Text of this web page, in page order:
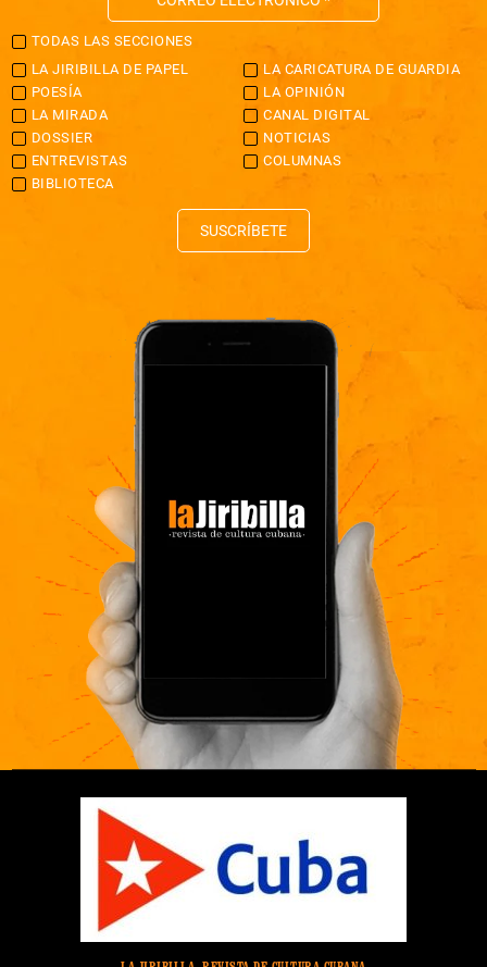
TODAS LAS SECCIONES
LA JIRIBILLA DE PAPEL
LA CARICATURA DE GUARDIA
POESÍA
LA OPINIÓN
LA MIRADA
CANAL DIGITAL
DOSSIER
NOTICIAS
ENTREVISTAS
COLUMNAS
BIBLIOTECA
SUSCRÍBETE